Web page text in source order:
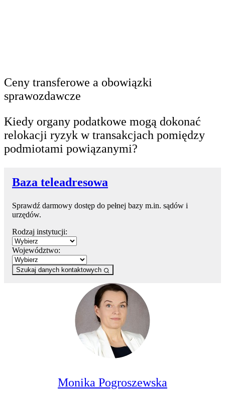
Ceny transferowe a obowiązki
sprawozdawcze
Kiedy organy podatkowe mogą dokonać
relokacji ryzyk w transakcjach pomiędzy
podmiotami powiązanymi?
Baza teleadresowa
Sprawdź darmowy dostęp do pełnej bazy m.in. sądów i
urzędów.
Rodzaj instytucji:
Województwo:
Szukaj danych kontaktowych
Monika Pogroszewska